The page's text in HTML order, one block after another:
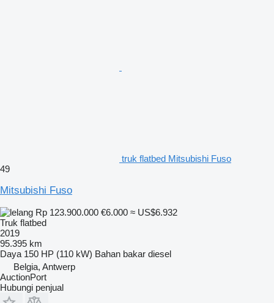
truk flatbed Mitsubishi Fuso
49
Mitsubishi Fuso
Rp 123.900.000 €6.000 ≈ US$6.932
Truk flatbed
2019
95.395 km
Daya 150 HP (110 kW) Bahan bakar diesel
Belgia, Antwerp
AuctionPort
Hubungi penjual